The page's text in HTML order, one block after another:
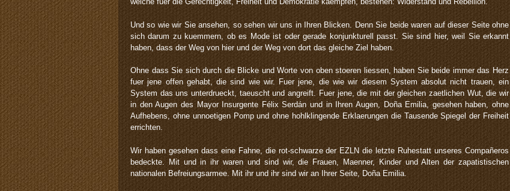
Und so wie wir Sie ansehen, so sehen wir uns in Ihren Blicken. Denn Sie beide waren auf dieser Seite ohne
sich darum zu kuemmern, ob es Mode ist oder gerade konjunkturell passt. Sie sind hier, weil Sie erkannt
haben, dass der Weg von hier und der Weg von dort das gleiche Ziel haben.
Ohne dass Sie sich durch die Blicke und Worte von oben stoeren liessen, haben Sie beide immer das Herz
fuer jene offen gehabt, die sind wie wir. Fuer jene, die wie wir diesem System absolut nicht trauen, ein
System das uns unterdrueckt, taeuscht und angreift. Fuer jene, die mit der gleichen zaetlichen Wut, die wir
in den Augen des Mayor Insurgente Félix Serdán und in Ihren Augen, Doña Emilia, gesehen haben, ohne
Aufhebens, ohne unnoetigen Pomp und ohne hohlklingende Erklaerungen die Tausende Spiegel der Freiheit
errichten.
Wir haben gesehen dass eine Fahne, die rot-schwarze der EZLN die letzte Ruhestatt unseres Compañeros
bedeckte. Mit und in ihr waren und sind wir, die Frauen, Maenner, Kinder und Alten der zapatistischen
nationalen Befreiungsarmee. Mit ihr und ihr sind wir an Ihrer Seite, Doña Emilia.